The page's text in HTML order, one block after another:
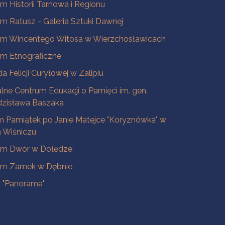
Historii Tarnowa i Regionu
Ratusz - Galeria Sztuki Dawnej
Wincentego Witosa w Wierzchosławicach
Etnograficzne
Felicji Curyłowej w Zalipiu
Centrum Edukacji o Pamięci im. gen.
Baszaka
Pamiątek po Janie Matejce "Koryznówka" w
Dwór w Dołędze
Zamek w Dębnie
"Panorama"